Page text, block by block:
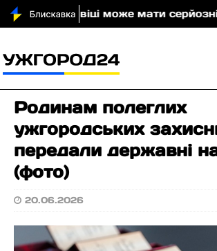
віці може мати серйозні
Родинам полеглих
ужгородських
передали державні
(фото)
20.06.2026